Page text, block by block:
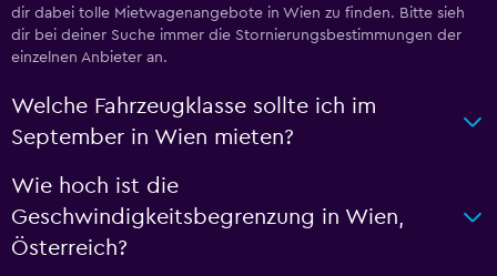
dir dabei tolle Mietwagenangebote in Wien zu finden. Bitte sieh
dir bei deiner Suche immer die Stornierungsbestimmungen der
einzelnen Anbieter an.
Welche Fahrzeugklasse sollte ich im
September in Wien mieten?
Wie hoch ist die
Geschwindigkeitsbegrenzung in Wien,
Österreich?